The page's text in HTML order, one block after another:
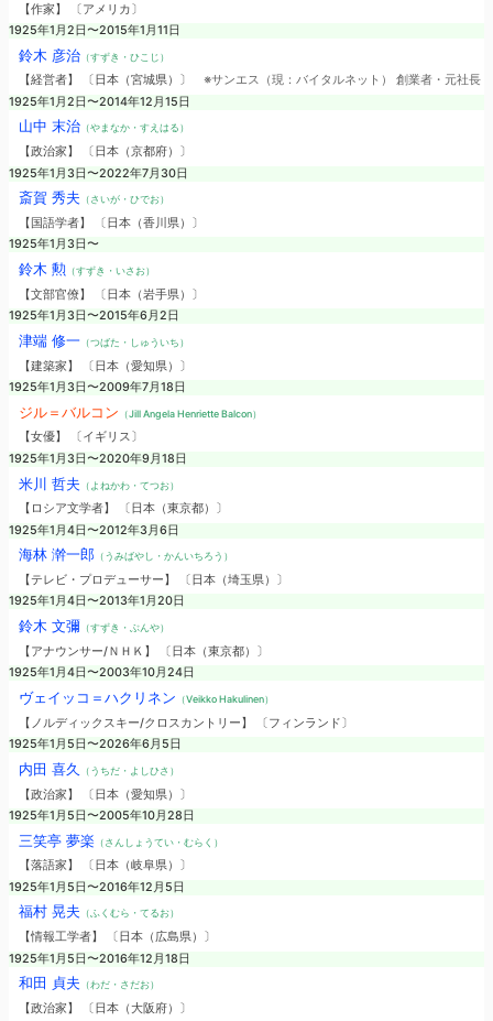
【作家】 〔アメリカ〕
1925年1月2日〜2015年1月11日
鈴木 彦治（すずき・ひこじ）
【経営者】 〔日本（宮城県）〕 ※サンエス（現：バイタルネット） 創業者・元社長
1925年1月2日〜2014年12月15日
山中 末治（やまなか・すえはる）
【政治家】 〔日本（京都府）〕
1925年1月3日〜2022年7月30日
斎賀 秀夫 （さいが・ひでお）
【国語学者】 〔日本（香川県）〕
1925年1月3日〜
鈴木 勲 （すずき・いさお）
【文部官僚】 〔日本（岩手県）〕
1925年1月3日〜2015年6月2日
津端 修一（つばた・しゅういち）
【建築家】 〔日本（愛知県）〕
1925年1月3日〜2009年7月18日
ジル＝バルコン （Jill Angela Henriette Balcon）
【女優】 〔イギリス〕
1925年1月3日〜2020年9月18日
米川 哲夫 （よねかわ・てつお）
【ロシア文学者】 〔日本（東京都）〕
1925年1月4日〜2012年3月6日
海林 澣一郎（うみばやし・かんいちろう）
【テレビ・プロデューサー】 〔日本（埼玉県）〕
1925年1月4日〜2013年1月20日
鈴木 文彌 （すずき・ぶんや）
【アナウンサー/ＮＨＫ】 〔日本（東京都）〕
1925年1月4日〜2003年10月24日
ヴェイッコ＝ハクリネン （Veikko Hakulinen）
【ノルディックスキー/クロスカントリー】 〔フィンランド〕
1925年1月5日〜2026年6月5日
内田 喜久 （うちだ・よしひさ）
【政治家】 〔日本（愛知県）〕
1925年1月5日〜2005年10月28日
三笑亭 夢楽（さんしょうてい・むらく）
【落語家】 〔日本（岐阜県）〕
1925年1月5日〜2016年12月5日
福村 晃夫 （ふくむら・てるお）
【情報工学者】 〔日本（広島県）〕
1925年1月5日〜2016年12月18日
和田 貞夫 （わだ・さだお）
【政治家】 〔日本（大阪府）〕